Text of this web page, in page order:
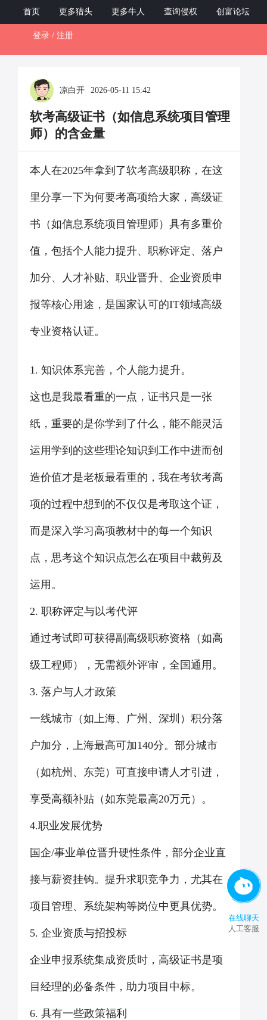
ZCB12345.com
首页 更多猎头 更多牛人 查询侵权 创富论坛
登录 / 注册
凉白开 2026-05-11 15:42
软考高级证书（如信息系统项目管理
师）的含金量
本人在2025年拿到了软考高级职称，在这
里分享一下为何要考高项给大家，高级证
书（如信息系统项目管理师）具有多重价
值，包括个人能力提升、职称评定、落户
加分、人才补贴、职业晋升、企业资质申
报等核心用途，是国家认可的IT领域高级
专业资格认证。
1. 知识体系完善，个人能力提升。
这也是我最看重的一点，证书只是一张
纸，重要的是你学到了什么，能不能灵活
运用学到的这些理论知识到工作中进而创
造价值才是老板最看重的，我在考软考高
项的过程中想到的不仅仅是考取这个证，
而是深入学习高项教材中的每一个知识
点，思考这个知识点怎么在项目中裁剪及
运用。
2. 职称评定与以考代评
通过考试即可获得副高级职称资格（如高
级工程师），无需额外评审，全国通用。
3. 落户与人才政策
一线城市（如上海、广州、深圳）积分落
户加分，上海最高可加140分。部分城市
（如杭州、东莞）可直接申请人才引进，
享受高额补贴（如东莞最高20万元）。
4.职业发展优势
国企/事业单位晋升硬性条件，部分企业直
接与薪资挂钩。提升求职竞争力，尤其在
项目管理、系统架构等岗位中更具优势。
5. 企业资质与招投标
企业申报系统集成资质时，高级证书是项
目经理的必备条件，助力项目中标。
6. 具有一些政策福利
在线聊天
人工客服